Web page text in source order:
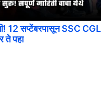
12 सप्टेंबरपासून SSC CGL
ते पहा